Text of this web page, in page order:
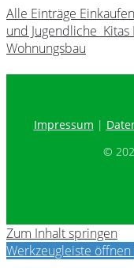
Alle Einträge Einkaufen
und Jugendliche Kitas
Wohnungsbau
Impressum
©
Zum Inhalt springen
Werkzeugleiste öffnen